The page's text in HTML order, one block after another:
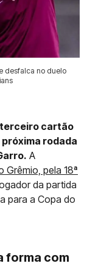
desfalca no duelo
terceiro cartão
rodada
A
Grêmio, pela 18ª
da partida
para a Copa do
forma com